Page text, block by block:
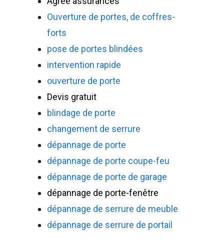
Ouverture de portes, de coffres-
forts
pose de portes blindées
intervention rapide
ouverture de porte
Devis gratuit
blindage de porte
changement de serrure
dépannage de porte
dépannage de porte coupe-feu
dépannage de porte de garage
dépannage de porte-fenêtre
dépannage de serrure de meuble
dépannage de serrure de portail